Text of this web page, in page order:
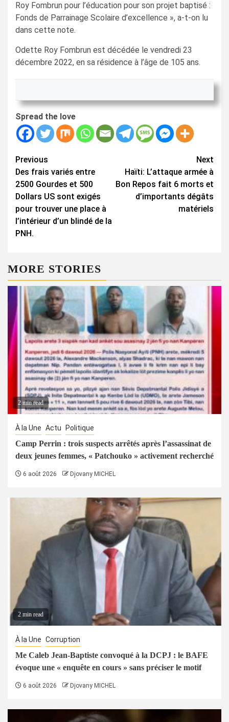
Roy Fombrun pour l’éducation pour son projet baptisé :
Fonds de Parrainage Scolaire d’excellence », a-t-on lu
dans cette note.
Odette Roy Fombrun est décédée le vendredi 23
décembre 2022, en sa résidence à l’âge de 105 ans.
Spread the love
Continue
Reading
Previous
Des frais variés entre
2500 Gourdes et 500
Dollars US sont exigés
pour trouver une place à
l’intérieur d’un blindé de la
PNH.
Next
Haïti: L’attaque armée à
Bon Repos fait 6 morts et
d’importants dégâts
matériels
MORE STORIES
2 min read
À la Une Actu Politique
Camp Perrin : trois suspects arrêtés après l’assassinat de
deux jeunes femmes, « Patchouko » activement recherché
6 août 2026 Djovany MICHEL
2 min read
À la Une Corruption
Me Caleb Jean-Baptiste convoqué à la DCPJ : le BAFE
évoque une « enquête en cours » sans préciser le motif
6 août 2026 Djovany MICHEL